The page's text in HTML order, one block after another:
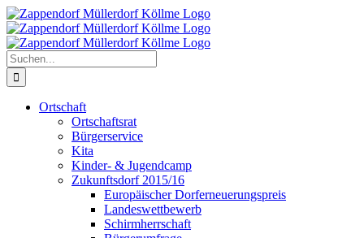
Zum
Inhalt
springen
Suche
nach:
Ortschaft
Ortschaftsrat
Bürgerservice
Kita
Kinder- & Jugendcamp
Zukunftsdorf 2015/16
Europäischer Dorferneuerungspreis
Landeswettbewerb
Schirmherrschaft